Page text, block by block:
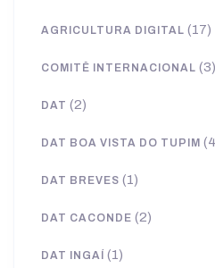
AGRICULTURA DIGITAL (17)
COMITÊ INTERNACIONAL (3)
DAT (2)
DAT BOA VISTA DO TUPIM
DAT BREVES (1)
DAT CACONDE (2)
DAT INGAÍ (1)